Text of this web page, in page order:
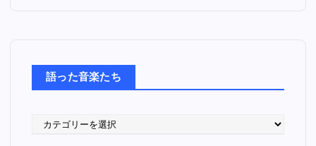
語った音楽たち